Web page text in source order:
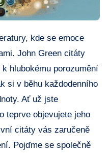
John Green citáty
hlubokému porozumění
si v běhu každodenního
Ať už jste
teprve objevujete jeho
citáty vás zaručeně
Pojďme se společně